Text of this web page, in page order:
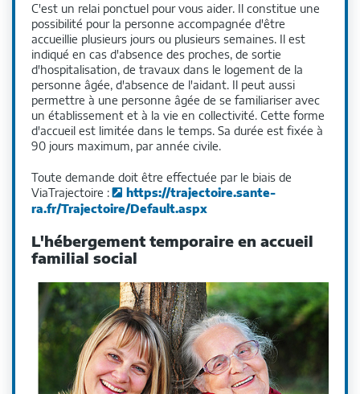
C'est un relai ponctuel pour vous aider. Il constitue une
possibilité pour la personne accompagnée d'être
accueillie plusieurs jours ou plusieurs semaines. Il est
indiqué en cas d'absence des proches, de sortie
d'hospitalisation, de travaux dans le logement de la
personne âgée, d'absence de l'aidant. Il peut aussi
permettre à une personne âgée de se familiariser avec
un établissement et à la vie en collectivité. Cette forme
d'accueil est limitée dans le temps. Sa durée est fixée à
90 jours maximum, par année civile.
Toute demande doit être effectuée par le biais de
ViaTrajectoire :
https://trajectoire.sante-
ra.fr/Trajectoire/Default.aspx
L'hébergement temporaire en accueil
familial social